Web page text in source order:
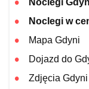
Noclegi
Noclegi w
Mapa Gdyni
Dojazd do
Zdjęcia Gdyni